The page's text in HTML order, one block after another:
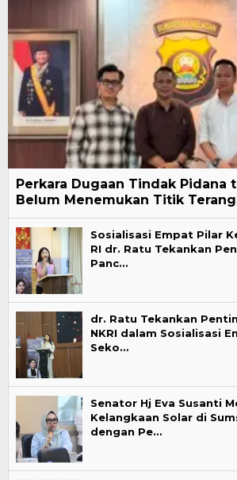
Perkara Dugaan Tindak Pidana
Belum Menemukan Titik
Sosialisasi Empat Pilar
RI dr. Ratu Tekankan
Panc…
dr. Ratu Tekankan
NKRI dalam Sosialisasi
Seko…
Senator Hj Eva Susanti
Kelangkaan Solar di
dengan Pe…